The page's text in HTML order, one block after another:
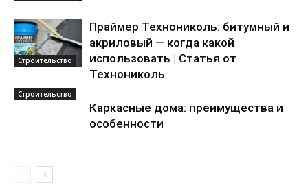
Строительство
Праймер Технониколь: битумный и
акриловый — когда какой
использовать | Статья от
Технониколь
Строительство
Каркасные дома: преимущества и
особенности